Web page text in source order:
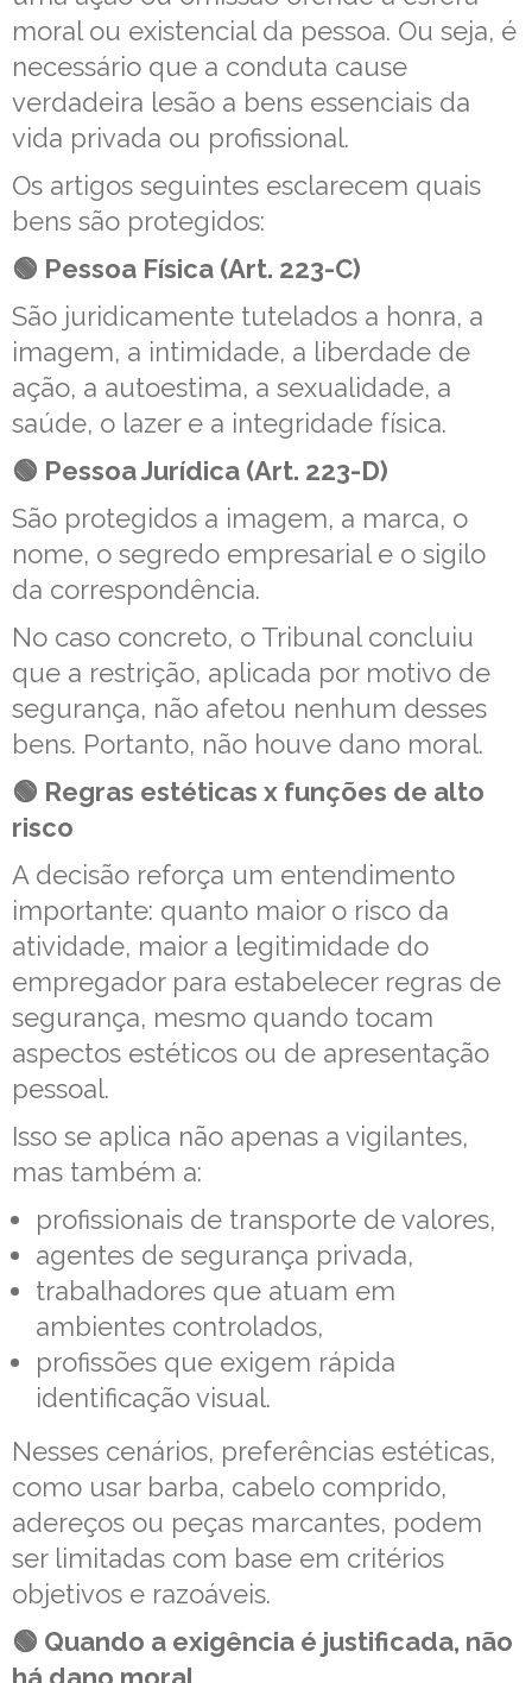
moral ou existencial da pessoa. Ou seja, é
necessário que a conduta cause
verdadeira lesão a bens essenciais da
vida privada ou profissional.
Os artigos seguintes esclarecem quais
bens são protegidos:
🟢 Pessoa Física (Art. 223-C)
São juridicamente tutelados a honra, a
imagem, a intimidade, a liberdade de
ação, a autoestima, a sexualidade, a
saúde, o lazer e a integridade física.
🟢 Pessoa Jurídica (Art. 223-D)
São protegidos a imagem, a marca, o
nome, o segredo empresarial e o sigilo
da correspondência.
No caso concreto, o Tribunal concluiu
que a restrição, aplicada por motivo de
segurança, não afetou nenhum desses
bens. Portanto, não houve dano moral.
🟢 Regras estéticas x funções de alto
risco
A decisão reforça um entendimento
importante: quanto maior o risco da
atividade, maior a legitimidade do
empregador para estabelecer regras de
segurança, mesmo quando tocam
aspectos estéticos ou de apresentação
pessoal.
Isso se aplica não apenas a vigilantes,
mas também a:
profissionais de transporte de valores,
agentes de segurança privada,
trabalhadores que atuam em
ambientes controlados,
profissões que exigem rápida
identificação visual.
Nesses cenários, preferências estéticas,
como usar barba, cabelo comprido,
adereços ou peças marcantes, podem
ser limitadas com base em critérios
objetivos e razoáveis.
🟢 Quando a exigência é justificada, não